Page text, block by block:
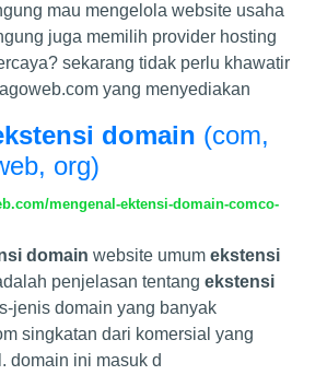
mau mengelola website usaha
juga memilih provider hosting
sekarang tidak perlu khawatir
yang menyediakan
domain (com,
org)
mengenal-ektensi-domain-comco-
domain website umum ekstensi
penjelasan tentang ekstensi
jenis domain yang banyak
singkatan dari komersial yang
domain ini masuk d